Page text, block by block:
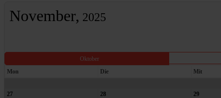
November, 2025
Oktober
Mon
Die Mit
27 28 29